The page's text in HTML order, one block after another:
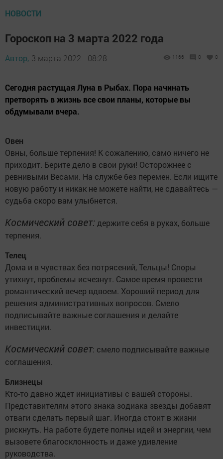
НОВОСТИ
Гороскоп на 3 марта 2022 года
Автор, 3 марта 2022 - 08:28 1166 0 0
Сегодня растущая Луна в Рыбах. Пора начинать
претворять в жизнь все свои планы, которые вы
обдумывали вчера.
Овен
Овны, больше терпения! К сожалению, само ничего не
приходит. Берите дело в свои руки! Осторожнее с
ревнивыми Весами. На службе без перемен. Если ищите
новую работу и никак не можете найти, не сдавайтесь —
судьба скоро вам улыбнется.
Космический совет: держите себя в руках, больше
терпения.
Телец
Дома и в чувствах без потрясений, Тельцы! Споры
утихнут, проблемы исчезнут. Самое время провести
романтический вечер вдвоем. Хороший период для
решения административных вопросов. Смело
подписывайте важные соглашения и делайте
инвестиции.
Космический совет: смело подписывайте важные
соглашения.
Близнецы
Кто-то давно ждет инициативы с вашей стороны.
Представителям этого знака зодиака звезды добавят
отваги сделать первый шаг. Иногда стоит в жизни
рискнуть. На работе будете полны идей и энергии, чем
вызовете благосклонность и даже удивление
руководства.